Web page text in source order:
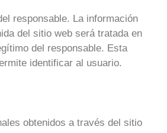
responsable. La información
del sitio web será tratada en
del responsable. Esta
identificar al usuario.
obtenidos a través del sitio